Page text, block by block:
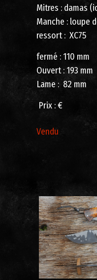
Mitres : damas
Manche : loupe
ressort : XC75
fermé : 110 mm
Ouvert : 193 mm
Lame : 82 mm
Prix ​​: €